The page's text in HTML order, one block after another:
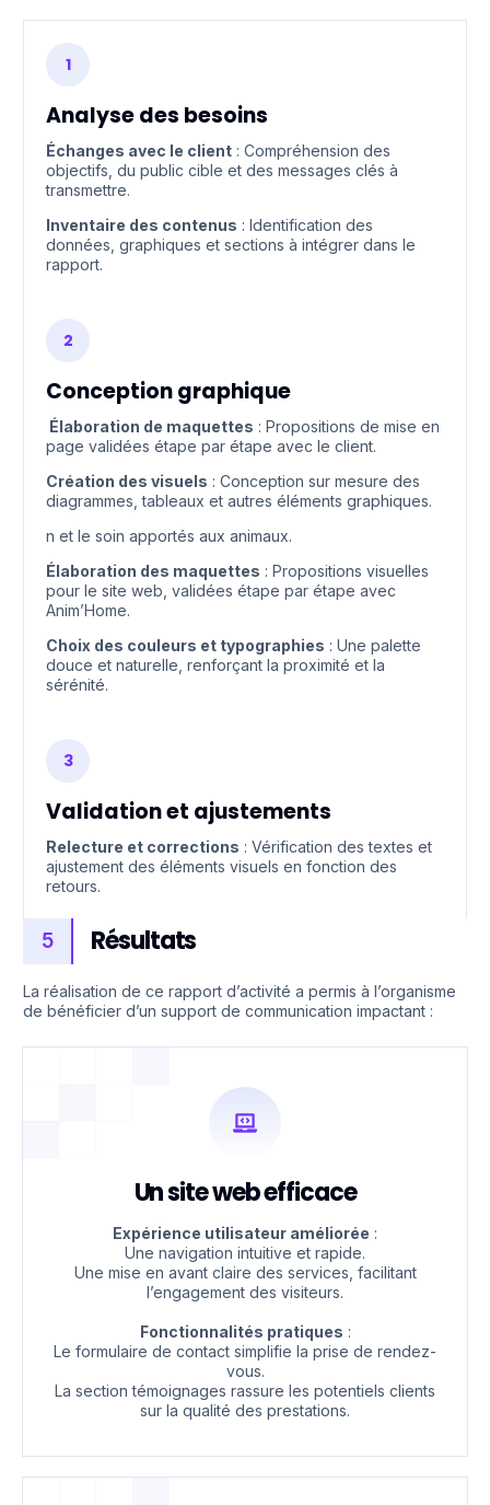
1
Analyse des besoins
Échanges avec le client : Compréhension des
objectifs, du public cible et des messages clés à
transmettre.
Inventaire des contenus : Identification des
données, graphiques et sections à intégrer dans le
rapport.
2
Conception graphique
Élaboration de maquettes : Propositions de mise en
page validées étape par étape avec le client.
Création des visuels : Conception sur mesure des
diagrammes, tableaux et autres éléments graphiques.
n et le soin apportés aux animaux.
Élaboration des maquettes : Propositions visuelles
pour le site web, validées étape par étape avec
Anim’Home.
Choix des couleurs et typographies : Une palette
douce et naturelle, renforçant la proximité et la
sérénité.
3
Validation et ajustements
Relecture et corrections : Vérification des textes et
ajustement des éléments visuels en fonction des
retours.
5 Résultats
La réalisation de ce rapport d’activité a permis à l’organisme
de bénéficier d’un support de communication impactant :
Un site web efficace
Expérience utilisateur améliorée :
Une navigation intuitive et rapide.
Une mise en avant claire des services, facilitant
l’engagement des visiteurs.
Fonctionnalités pratiques :
Le formulaire de contact simplifie la prise de rendez-
vous.
La section témoignages rassure les potentiels clients
sur la qualité des prestations.